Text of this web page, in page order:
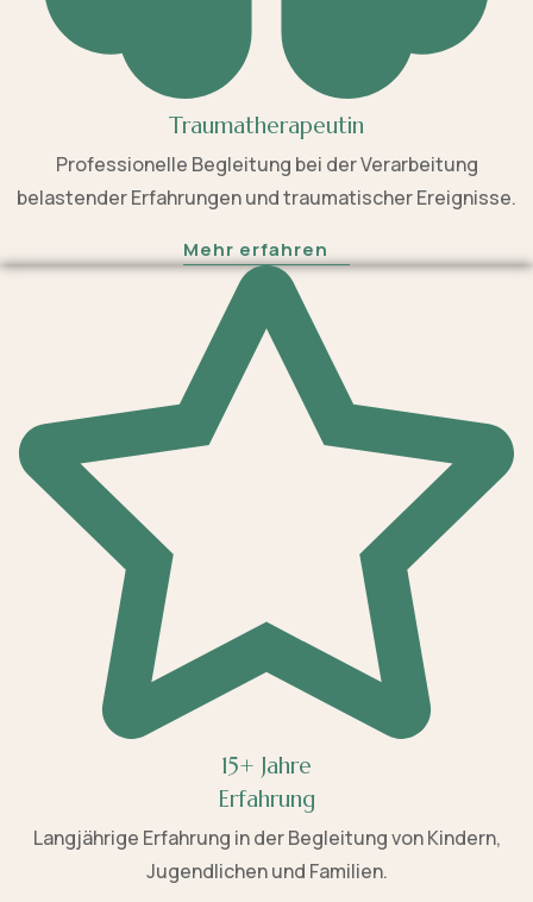
Traumatherapeutin
Professionelle Begleitung bei der Verarbeitung
belastender Erfahrungen und traumatischer Ereignisse.
Mehr erfahren
15+ Jahre
Erfahrung
Langjährige Erfahrung in der Begleitung von Kindern,
Jugendlichen und Familien.